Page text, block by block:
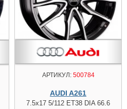
АРТИКУЛ:500784
AUDI A261
7.5x17 5/112 ET38 DIA 66.6